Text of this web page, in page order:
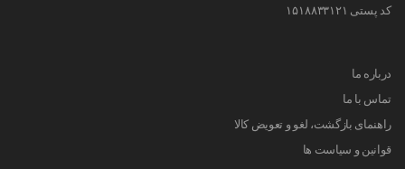
کد پستی ۱۵۱۸۸۳۳۱۲۱
درباره ما
تماس با ما
راهنمای بازگشت، لغو و تعویض کالا
قوانین و سیاست ها